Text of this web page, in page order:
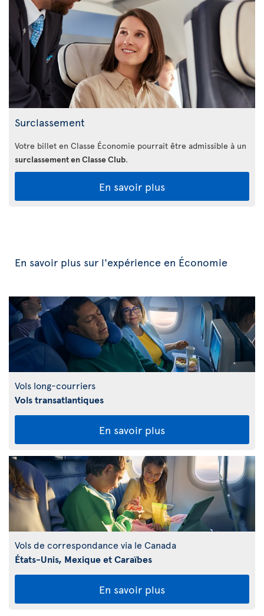
Surclassement
Votre billet en Classe Économie pourrait être admissible à un
surclassement en Classe Club.
En savoir plus
En savoir plus sur l'expérience en Économie
Vols long-courriers
Vols transatlantiques
En savoir plus
Vols de correspondance via le Canada
États-Unis, Mexique et Caraïbes
En savoir plus